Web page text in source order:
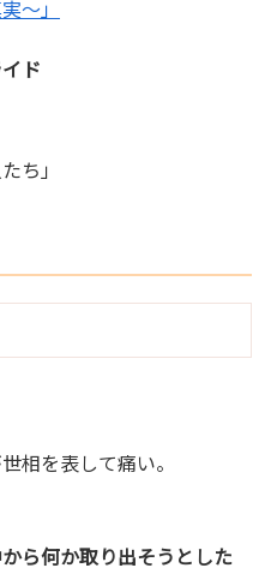
～」
ド
ち」
相を表して痛い。
ら何か取り出そうとした